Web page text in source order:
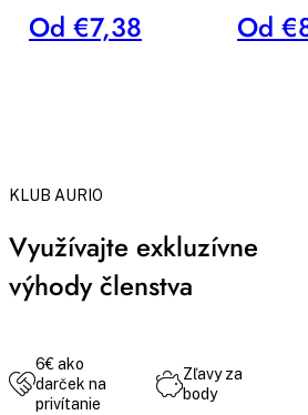
Od €7,38 Od
KLUB AURIO
Využívajte exkluzívne
výhody členstva
6€ ako
darček na
privítanie
Zľavy za
body